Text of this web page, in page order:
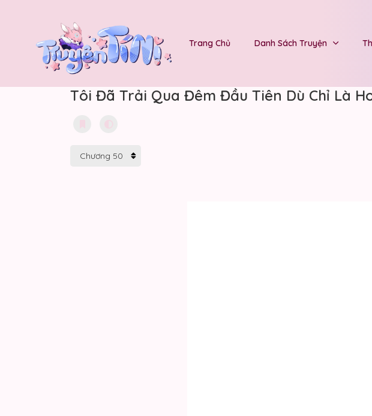
Trang Chủ Danh Sách Truyện
Tôi Đã Trải Qua Đêm Đầu Tiên Dù Chỉ Là